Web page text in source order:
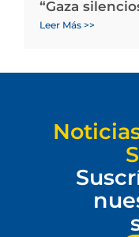
“Gaza
Leer Más >>